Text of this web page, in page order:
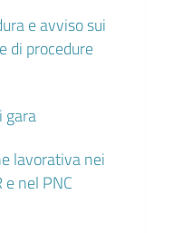
e avviso sui
di procedure
gara
lavorativa nei
nel PNC